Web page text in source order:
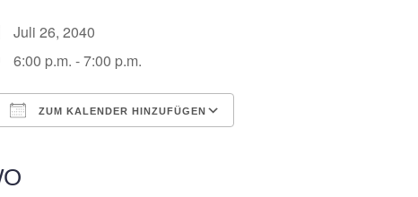
Juli 26, 2040
6:00 p.m. - 7:00 p.m.
ZUM KALENDER HINZUFÜGEN